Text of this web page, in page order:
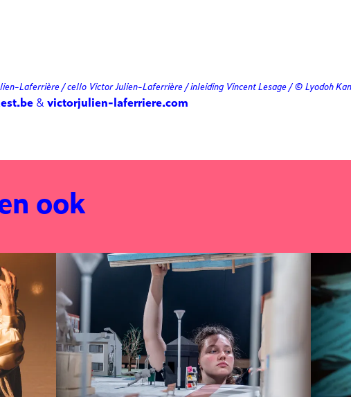
Laferrière / cello Victor Julien-Laferrière / inleiding Vincent Lesage / © Lyodoh
&victorjulien-laferriere.com
ook